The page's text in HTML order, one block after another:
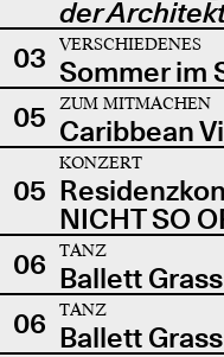
der
03
VERSCHIEDENES
Sommer im
05
ZUM MITMACHEN
Caribbean
05
KONZERT
NICHT SO
06
TANZ
Ballett
06
TANZ
Ballett